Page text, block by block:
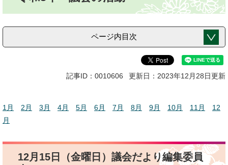
ページ内目次
記事ID：0010606 更新日：2023年12月28日更新
1月 2月 3月 4月 5月 6月 7月 8月 9月 10月 11月
12
月
12月15日（金曜日）議会だより編集委員